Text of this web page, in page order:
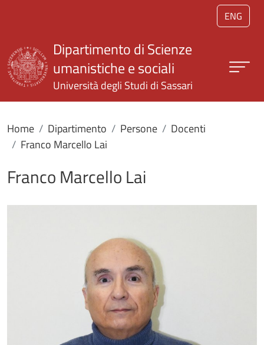
Salta al contenuto principale
ENG
Dipartimento di Scienze
umanistiche e sociali
Università degli Studi di Sassari
Home Dipartimento Persone
Docenti
Franco Marcello Lai
Franco Marcello Lai